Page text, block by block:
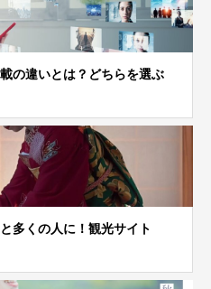
の違いとは？どちらを選ぶ
多くの人に！観光サイト